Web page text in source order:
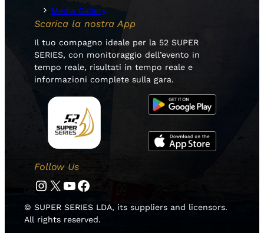
Media Gallery
Scarica la nostra App
Il tuo compagno ideale per la 52 SUPER
SERIES, con monitoraggio dell’evento in
tempo reale, risultati in tempo reale e
informazioni complete sulla gara.
Follow Us
Instagram Twitter YouTube Facebook
© SUPER SERIES LDA, its suppliers and licensors.
All rights reserved.